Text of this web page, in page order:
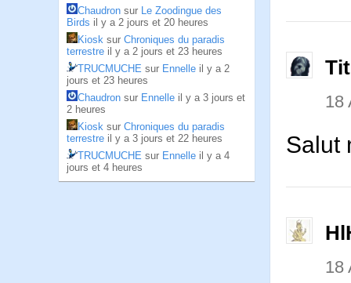
Chaudron sur Le Zoodingue des
Birds il y a 2 jours et 20 heures
Kiosk sur Chroniques du paradis
terrestre il y a 2 jours et 23 heures
TRUCMUCHE sur Ennelle il y a 2
jours et 23 heures
Chaudron sur Ennelle il y a 3 jours et
2 heures
Kiosk sur Chroniques du paradis
terrestre il y a 3 jours et 22 heures
TRUCMUCHE sur Ennelle il y a 4
jours et 4 heures
18
Salut
18